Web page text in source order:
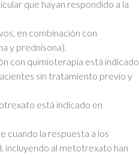
que hayan respondido a la
en combinación con
y prednisona).
con quimioterapia está indicado
sin tratamiento previo y
está indicado en
cuando la respuesta a los
incluyendo al metotrexato han